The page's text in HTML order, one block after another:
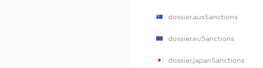
dossier.ausSanctions
dossier.euSanctions
dossier.japanSanctions